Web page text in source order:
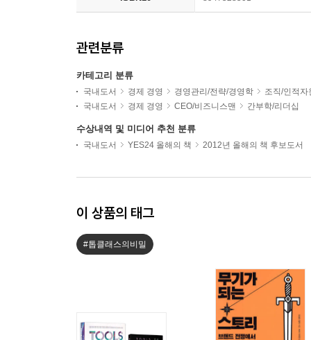
관련분류
카테고리 분류
국내도서 경제 경영 경영관리/전략/경영학
조직/인적자
국내도서
경제 경영 CEO/비즈니스맨 간부학/리더십
수상내역 및 미디어 추천 분류
국내도서 YES24 올해의 책 2012년 올해의 책 후보도서
이 상품의 태그
#톱클래스의비밀